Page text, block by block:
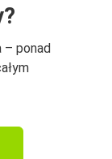
– ponad